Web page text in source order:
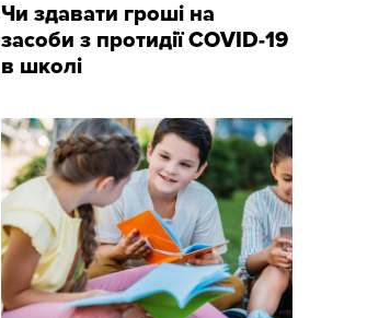
Чи здавати гроші на
засоби з протидії COVID-19
в школі